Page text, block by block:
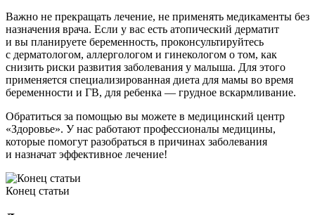
Важно не прекращать лечение, не применять медикаменты без
назначения врача. Если у вас есть атопический дерматит
и вы планируете беременность, проконсультируйтесь
с дерматологом, аллергологом и гинекологом о том, как
снизить риски развития заболевания у малыша. Для этого
применяется специализированная диета для мамы во время
беременности и ГВ, для ребенка — грудное вскармливание.
Обратиться за помощью вы можете в медицинский центр
«Здоровье». У нас работают профессионалы медицины,
которые помогут разобраться в причинах заболевания
и назначат эффективное лечение!
Конец статьи